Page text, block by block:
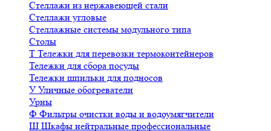
Стеллажи из нержавеющей стали
Стеллажи угловые
Стеллажные системы модульного типа
Столы
Т Тележки для перевозки термоконтейнеров
Тележки для сбора посуды
Тележки шпильки для подносов
У Уличные обогреватели
Урны
Ф Фильтры очистки воды и водоумягчители
Ш Шкафы нейтральные профессиональные